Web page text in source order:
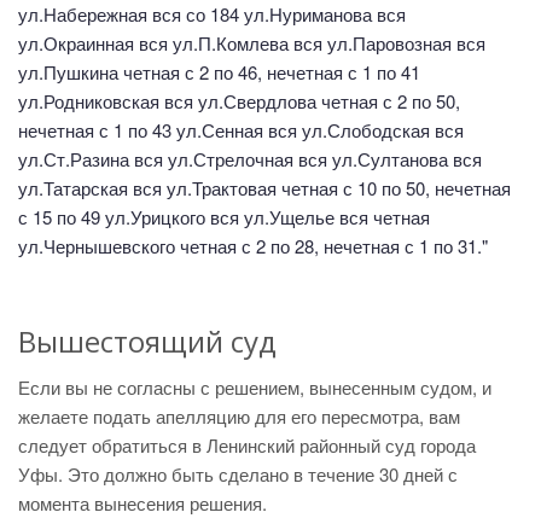
ул.Набережная вся со 184 ул.Нуриманова вся
ул.Окраинная вся ул.П.Комлева вся ул.Паровозная вся
ул.Пушкина четная с 2 по 46, нечетная с 1 по 41
ул.Родниковская вся ул.Свердлова четная с 2 по 50,
нечетная с 1 по 43 ул.Сенная вся ул.Слободская вся
ул.Ст.Разина вся ул.Стрелочная вся ул.Султанова вся
ул.Татарская вся ул.Трактовая четная с 10 по 50, нечетная
с 15 по 49 ул.Урицкого вся ул.Ущелье вся четная
ул.Чернышевского четная с 2 по 28, нечетная с 1 по 31."
Вышестоящий суд
Если вы не согласны с решением, вынесенным судом, и
желаете подать апелляцию для его пересмотра, вам
следует обратиться в Ленинский районный суд города
Уфы. Это должно быть сделано в течение 30 дней с
момента вынесения решения.